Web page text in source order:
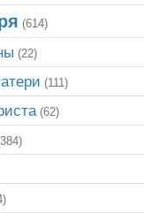
(614)
(22)
(111)
(62)